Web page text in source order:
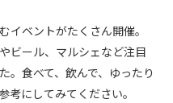
イベントがたくさん開催。
ビール、マルシェなど注目
。食べて、飲んで、ゆったり
考にしてみてください。